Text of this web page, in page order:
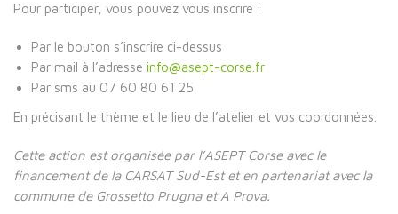
Pour participer, vous pouvez vous inscrire :
Par le bouton s’inscrire ci-dessus
Par mail à l’adresse info@asept-corse.fr
Par sms au 07 60 80 61 25
En précisant le thème et le lieu de l’atelier et vos coordonnées.
Cette action est organisée par l’ASEPT Corse avec le
financement de la CARSAT Sud-Est et en partenariat avec la
commune de Grossetto Prugna et A Prova.